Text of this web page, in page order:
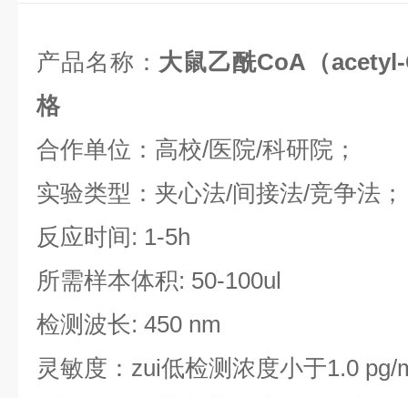
产品名称： 大鼠乙酰CoA（
格
合作单位：高校/医院/科研院；
实验类型：夹心法/间接法/竞争法；
反应时间: 1-5h
所需样本体积: 50-100ul
检测波长: 450 nm
灵敏度：zui低检测浓度小于1.0 pg/